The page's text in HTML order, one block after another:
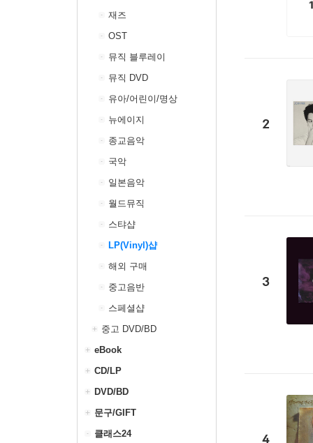
재즈
OST
뮤직 블루레이
뮤직 DVD
유아/어린이/명상
뉴에이지
종교음악
국악
일본음악
월드뮤직
스탸샵
LP(Vinyl)샵
해외 구매
중고음반
스페셜샵
중고 DVD/BD
eBook
CD/LP
DVD/BD
문구/GIFT
클래스24
2
3
4